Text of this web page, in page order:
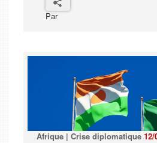
Par
Afrique | Crise diplomatique 12/